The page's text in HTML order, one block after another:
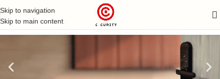
Skip to navigation
Skip to main content